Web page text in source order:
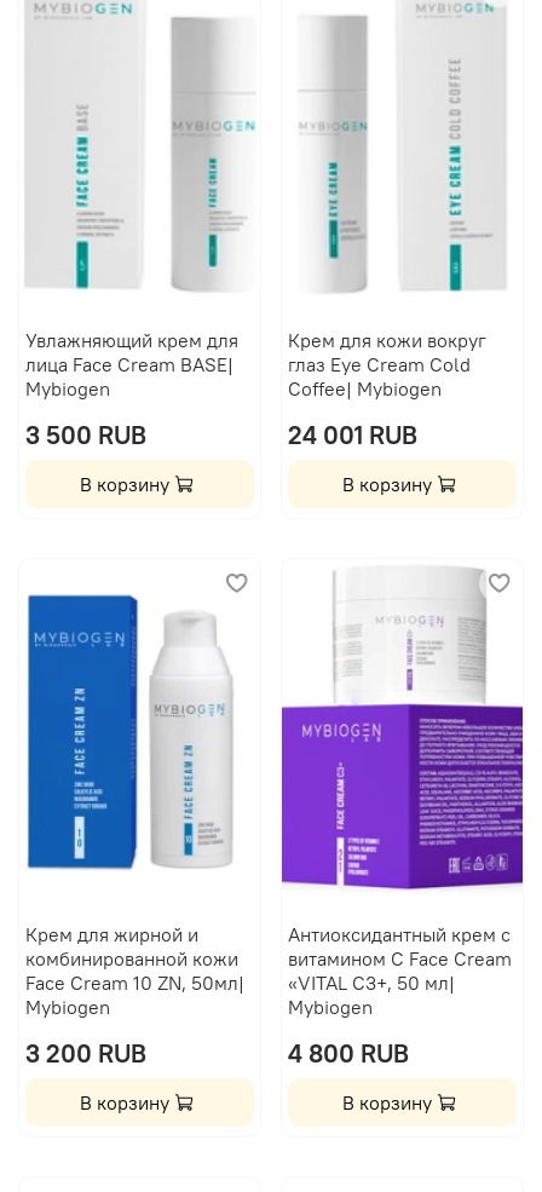
Увлажняющий крем для
лица Face Cream BASE|
Mybiogen
3 500 RUB
В корзину
Крем для кожи вокруг
глаз Eye Cream Cold
Coffee| Mybiogen
24 001 RUB
В корзину
Крем для жирной и
комбинированной кожи
Face Cream 10 ZN, 50мл|
Mybiogen
3 200 RUB
В корзину
Антиоксидантный крем с
витамином C Face Cream
«VITAL С3+, 50 мл|
Mybiogen
4 800 RUB
В корзину